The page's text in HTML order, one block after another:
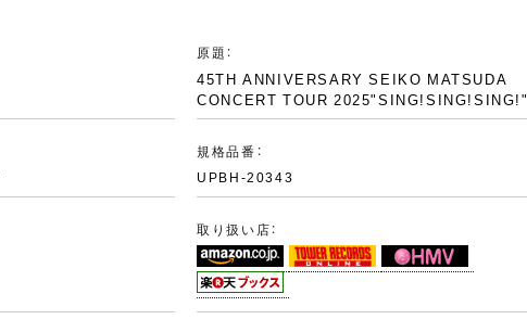
原題：
45TH ANNIVERSARY SEIKO MATSUDA
CONCERT TOUR 2025"SING!SING!SING!"
規格品番：
UPBH-20343
取り扱い店：